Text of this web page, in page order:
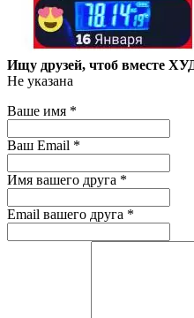
Ищу друзей, чтоб вместе
Не указана
Ваше имя *
Ваш Email *
Имя вашего друга *
Email вашего друга *